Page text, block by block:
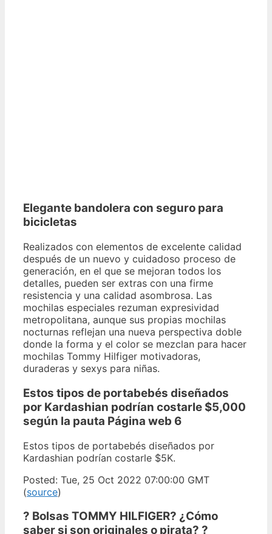
Elegante bandolera con seguro para
bicicletas
Realizados con elementos de excelente calidad
después de un nuevo y cuidadoso proceso de
generación, en el que se mejoran todos los
detalles, pueden ser extras con una firme
resistencia y una calidad asombrosa. Las
mochilas especiales rezuman expresividad
metropolitana, aunque sus propias mochilas
nocturnas reflejan una nueva perspectiva doble
donde la forma y el color se mezclan para hacer
mochilas Tommy Hilfiger motivadoras,
duraderas y sexys para niñas.
Estos tipos de portabebés diseñados
por Kardashian podrían costarle $5,000
según la pauta Página web 6
Estos tipos de portabebés diseñados por
Kardashian podrían costarle $5K.
Posted: Tue, 25 Oct 2022 07:00:00 GMT
(source)
? Bolsas TOMMY HILFIGER? ¿Cómo
saber si son originales o pirata? ?